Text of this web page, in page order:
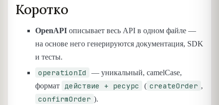
Коротко
OpenAPI описывает весь API в одном файле —
на основе него генерируются документация, SDK
и тесты.
operationId
— уникальный, camelCase,
формат действие + ресурс ( createOrder ,
confirmOrder ).